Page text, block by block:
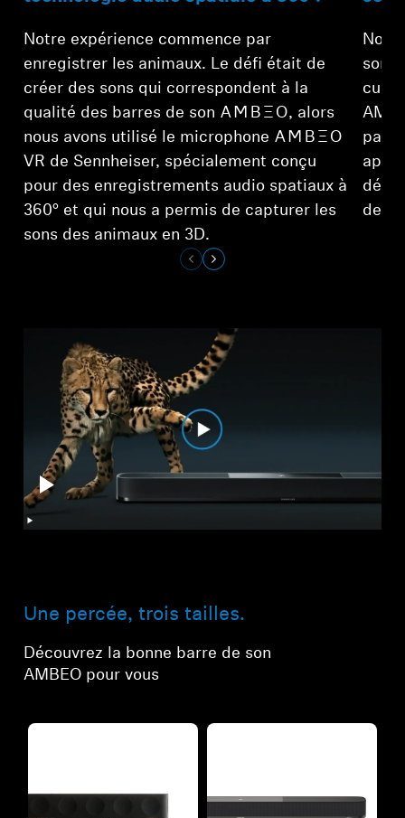
Notre expérience commence par
enregistrer les animaux. Le défi était de
créer des sons qui correspondent à la
qualité des barres de son -AMBEO-, alors
nous avons utilisé le microphone -AMBEO-
VR de Sennheiser, spécialement conçu
pour des enregistrements audio spatiaux à
360° et qui nous a permis de capturer les
sons des animaux en 3D.
des
Une percée, trois tailles.
Découvrez la bonne barre de son
AMBEO pour vous